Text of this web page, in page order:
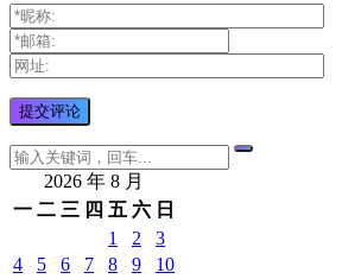
2026 年 8 月
一 二 三 四 五 六 日
1
2
3
4
5 6 7 8 9
10